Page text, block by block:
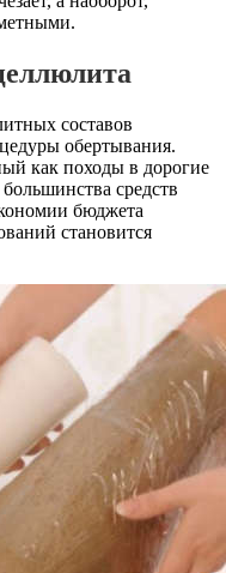
составов
обертывания.
как походы в дорогие
средств
бюджета
становится